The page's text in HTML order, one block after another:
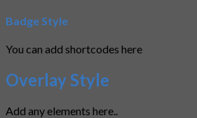
Badge Style
You can add shortcodes here
Overlay Style
Add any elements here..